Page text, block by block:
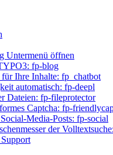
Untermenü öffnen
fp-blog
Ihre Inhalte: fp_chatbot
automatisch: fp-deepl
Dateien: fp-fileprotector
Captcha: fp-
Media-Posts: fp-social
der